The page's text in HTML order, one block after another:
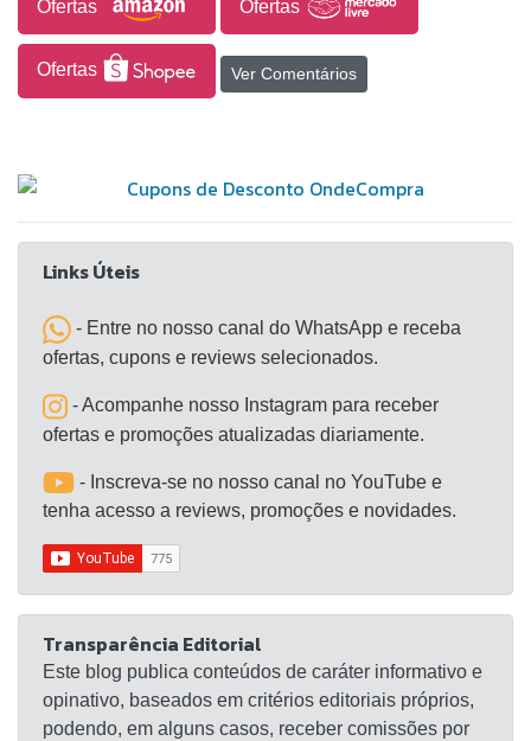
Ofertas Ofertas
Ofertas Ver Comentários
Links Úteis
- Entre no nosso canal do WhatsApp e receba
ofertas, cupons e reviews selecionados.
- Acompanhe nosso Instagram para receber
ofertas e promoções atualizadas diariamente.
- Inscreva-se no nosso canal no YouTube e
tenha acesso a reviews, promoções e novidades.
Transparência Editorial
Este blog publica conteúdos de caráter informativo e
opinativo, baseados em critérios editoriais próprios,
podendo, em alguns casos, receber comissões por